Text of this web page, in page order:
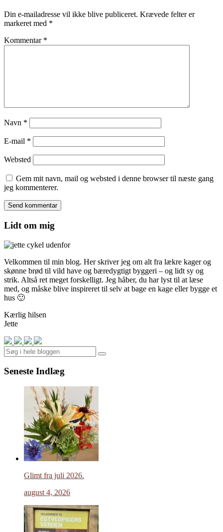
Din e-mailadresse vil ikke blive publiceret. Krævede felter er
markeret med *
Kommentar *
Navn *
E-mail *
Websted
Gem mit navn, mail og websted i denne browser til næste gang
jeg kommenterer.
Lidt om mig
Velkommen til min blog. Her skriver jeg om alt fra lækre kager og
skønne brød til vild have og bæredygtigt byggeri – og lidt sy og
strik. Altså ret meget forskelligt. Jeg håber, du har lyst til at læse
med, og måske blive inspireret til selv at bage en kage eller bygge et
hus 🙂
Kærlig hilsen
Jette
Search
Seneste Indlæg
Glimt fra juli 2026.
august 4, 2026